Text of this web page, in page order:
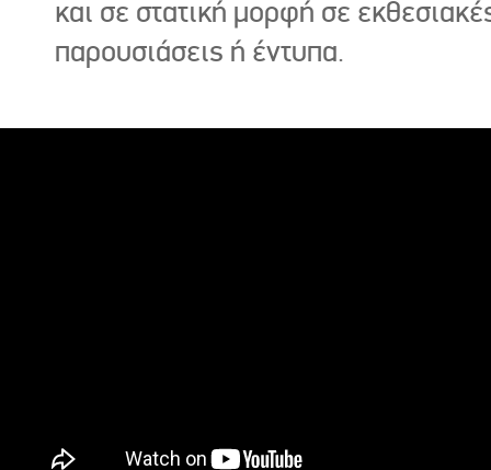
και σε στατική μορφή σε
παρουσιάσεις ή έντυπα.